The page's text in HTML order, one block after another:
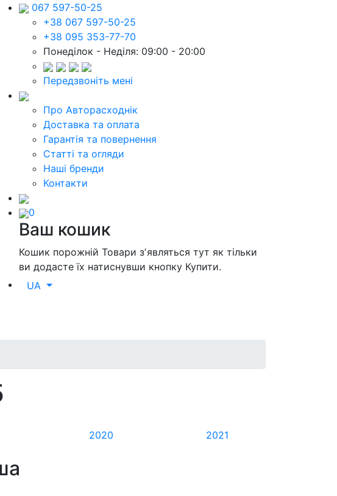
067 597-50-25
+38 067 597-50-25
+38 095 353-77-70
Понеділок - Неділя: 09:00 - 20:00
Передзвоніть мені
Про Авторасходнік
Доставка та оплата
Гарантія та повернення
Статті та огляди
Наші бренди
Контакти
0
Ваш кошик
Кошик порожній Товари зʼявляться тут як тільки
ви додасте їх натиснувши кнопку Купити.
UA
2020
2021